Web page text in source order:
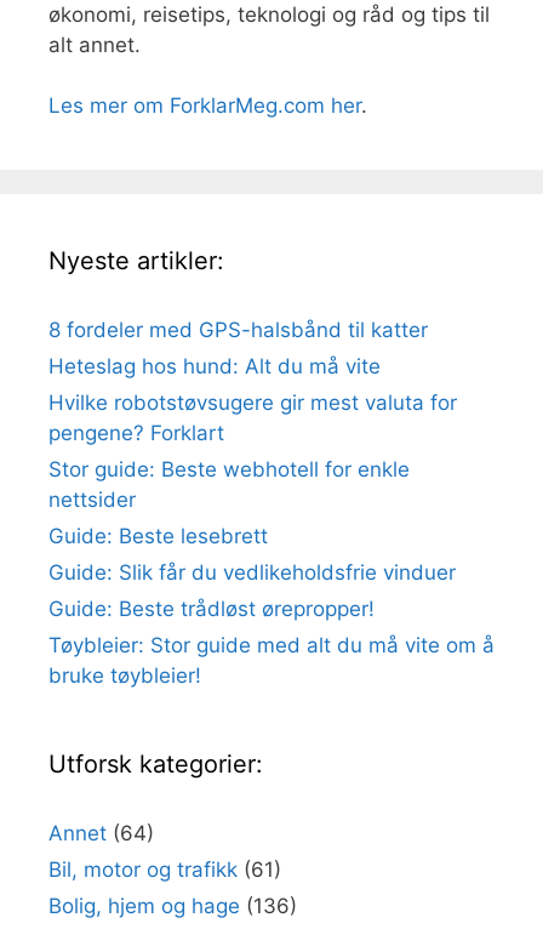
økonomi, reisetips, teknologi og råd og tips til
alt annet.
Les mer om ForklarMeg.com her.
Nyeste artikler:
8 fordeler med GPS-halsbånd til katter
Heteslag hos hund: Alt du må vite
Hvilke robotstøvsugere gir mest valuta for
pengene? Forklart
Stor guide: Beste webhotell for enkle
nettsider
Guide: Beste lesebrett
Guide: Slik får du vedlikeholdsfrie vinduer
Guide: Beste trådløst ørepropper!
Tøybleier: Stor guide med alt du må vite om å
bruke tøybleier!
Utforsk kategorier:
Annet (64)
Bil, motor og trafikk (61)
Bolig, hjem og hage (136)